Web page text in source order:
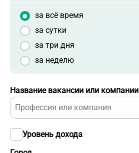
Название вакансии или компании
Уровень дохода
за всё время
за сутки
за три дня
за неделю